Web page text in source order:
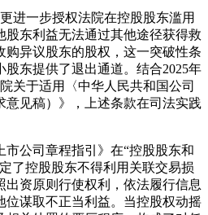
进一步授权法院在控股股东滥用
股东利益无法通过其他途径获得救
购异议股东的股权，这一突破性条
东提供了退出通道。结合2025年
关于适用〈中华人民共和国公司
意见稿）》，上述条款在司法实践
市公司章程指引》在“控股股东和
了控股股东不得利用关联交易损
资原则行使权利，依法履行信息
位谋取不正当利益。当控股权动摇